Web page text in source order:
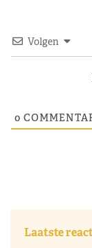
Volgen
0
Laatste